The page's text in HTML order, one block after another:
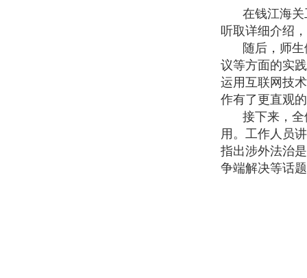
在钱江海
听取详细介绍
随后，师
议等方面的实
运用互联网技
作有了更直观
接下来，
用。工作人员
指出涉外法治
争端解决等话